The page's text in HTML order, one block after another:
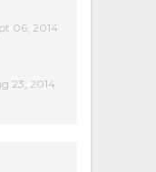
06, 2014
23, 2014